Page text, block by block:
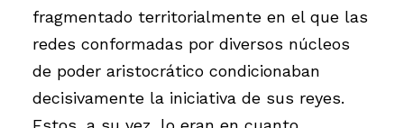
fragmentado territorialmente en el que las
redes conformadas por diversos núcleos
de poder aristocrático condicionaban
decisivamente la iniciativa de sus reyes.